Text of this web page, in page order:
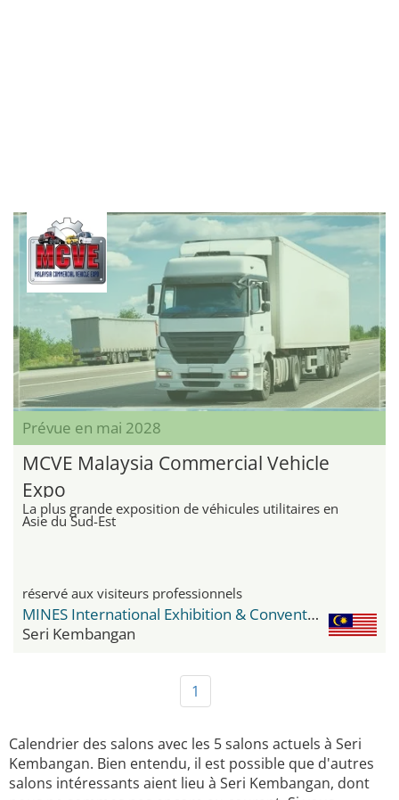
Prévue en mai 2028
MCVE Malaysia Commercial Vehicle
Expo
La plus grande exposition de véhicules utilitaires en
Asie du Sud-Est
réservé aux visiteurs professionnels
MINES International Exhibition & Convention Centre (MIECC)
Seri Kembangan
1
Calendrier des salons avec les 5 salons actuels à Seri
Kembangan. Bien entendu, il est possible que d'autres
salons intéressants aient lieu à Seri Kembangan, dont